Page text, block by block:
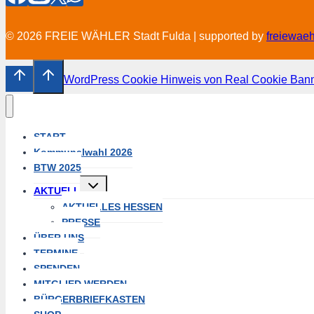
© 2026 FREIE WÄHLER Stadt Fulda | supported by
WordPress Cookie Hinweis von Real Cookie
START
Kommunalwahl 2026
BTW 2025
AKTUELL
Untermenü
umschalten
AKTUELLES HESSEN
PRESSE
ÜBER UNS
TERMINE
SPENDEN
MITGLIED WERDEN
BÜRGERBRIEFKASTEN